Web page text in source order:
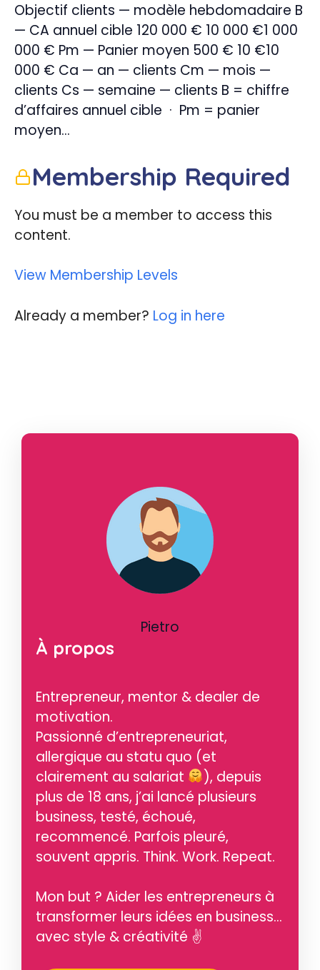
Objectif clients — modèle hebdomadaire B
— CA annuel cible 120 000 € 10 000 €1 000
000 € Pm — Panier moyen 500 € 10 €10
000 € Ca — an — clients Cm — mois —
clients Cs — semaine — clients B = chiffre
d’affaires annuel cible · Pm = panier
moyen…
Membership Required
You must be a member to access this
content.
View Membership Levels
Already a member? Log in here
Pietro
À propos
Entrepreneur, mentor & dealer de
motivation.
Passionné d’entrepreneuriat,
allergique au statu quo (et
clairement au salariat
), depuis
plus de 18 ans, j’ai lancé plusieurs
business, testé, échoué,
recommencé. Parfois pleuré,
souvent appris. Think. Work. Repeat.
Mon but ? Aider les entrepreneurs à
transformer leurs idées en business…
avec style & créativité ✌️